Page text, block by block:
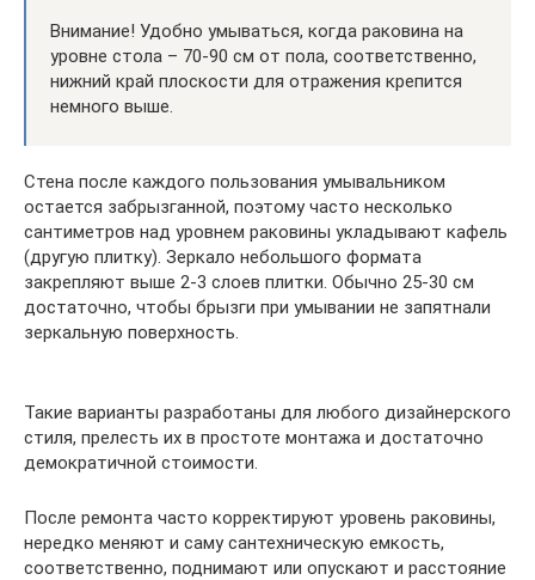
Внимание! Удобно умываться, когда раковина на
уровне стола – 70-90 см от пола, соответственно,
нижний край плоскости для отражения крепится
немного выше.
Стена после каждого пользования умывальником
остается забрызганной, поэтому часто несколько
сантиметров над уровнем раковины укладывают кафель
(другую плитку). Зеркало небольшого формата
закрепляют выше 2-3 слоев плитки. Обычно 25-30 см
достаточно, чтобы брызги при умывании не запятнали
зеркальную поверхность.
Такие варианты разработаны для любого дизайнерского
стиля, прелесть их в простоте монтажа и достаточно
демократичной стоимости.
После ремонта часто корректируют уровень раковины,
нередко меняют и саму сантехническую емкость,
соответственно, поднимают или опускают и расстояние